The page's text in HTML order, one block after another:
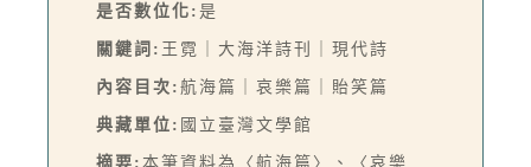
是否數位化: 是
關鍵詞: 王霓｜大海洋詩刊｜現代詩
內容目次: 航海篇｜哀樂篇｜貽笑篇
典藏單位: 國立臺灣文學館
摘要: 本筆資料為〈航海篇〉、〈哀樂